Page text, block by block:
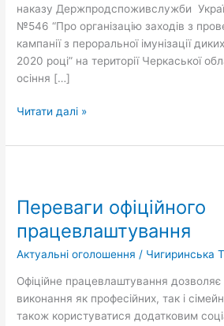
наказу Держпродспоживслужби
№546 “Про організацію заходів з
кампанії з пероральної імунізації
2020 році” на території Черкаської
осіння […]
Читати далі »
Переваги офіційного
працевлаштування
Актуальні оголошення / Чигиринська
Офіційне працевлаштування
виконання як професійних, так і
також користуватися додатковим
працевлаштування